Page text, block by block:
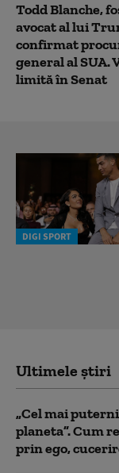
Todd Blanche,
avocat al lui
confirmat
general al SUA.
limită în Senat
DIGI SPORT
Ultimele știri
„Cel mai
planeta”. Cum
prin ego,